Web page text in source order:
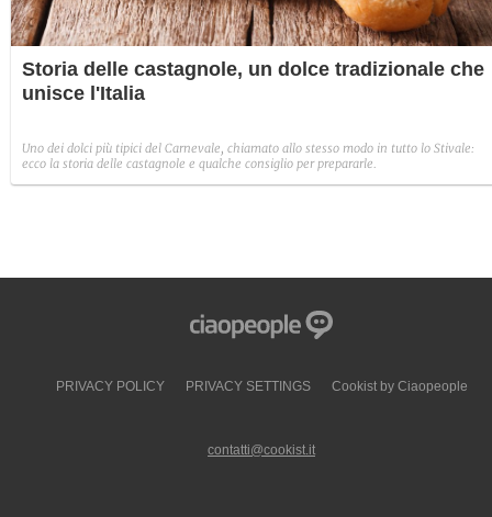
Storia delle castagnole, un dolce tradizionale che
unisce l'Italia
Uno dei dolci più tipici del Carnevale, chiamato allo stesso modo in tutto lo Stivale:
ecco la storia delle castagnole e qualche consiglio per prepararle.
PRIVACY POLICY PRIVACY SETTINGS Cookist by Ciaopeople
contatti@cookist.it